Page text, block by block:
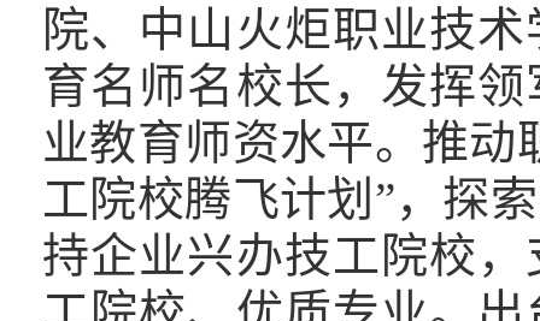
院、中山火炬职业技
育名师名校长，发挥
业教育师资水平。推动
工院校腾飞计划”，探
持企业兴办技工院校